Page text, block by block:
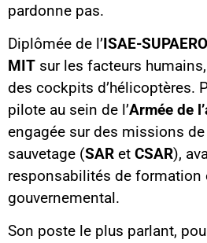
pardonne pas.
Diplômée de l’ISAE-SUPAERO
MIT sur les facteurs
des cockpits d’hélicoptères.
pilote au sein de l’Armée de
engagée sur des missions
sauvetage (SAR et CSAR),
responsabilités de formation
gouvernemental.
Son poste le plus parlant,